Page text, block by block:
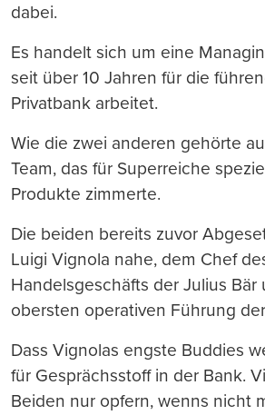
dabei.
Es handelt sich um eine
seit über 10 Jahren für die
Privatbank arbeitet.
Wie die zwei anderen gehörte
Team, das für Superreiche
Produkte zimmerte.
Die beiden bereits zuvor
Luigi Vignola nahe, dem Chef
Handelsgeschäfts der Julius
obersten operativen Führung
Dass Vignolas engste Buddies
für Gesprächsstoff in der Bank.
Beiden nur opfern, wenns nicht